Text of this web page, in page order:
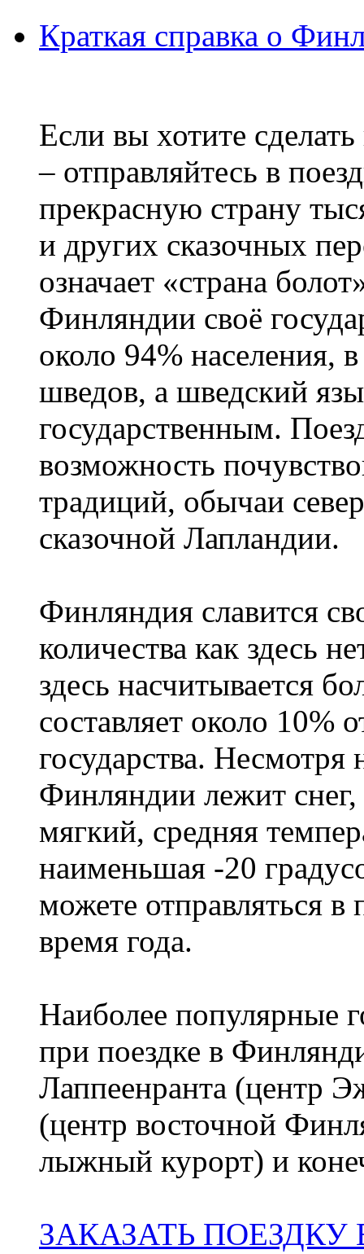
Краткая справка о
Если вы хотите
– отправляйтесь в
прекрасную страну
и других сказочных
означает «страна
Финляндии своё
около 94% населения,
шведов, а шведский
государственным.
возможность
традиций, обычаи
сказочной Лапландии.
Финляндия славится
количества как здесь
здесь насчитывается
составляет около 10%
государства. Несмотря
Финляндии лежит
мягкий, средняя
наименьшая -20
можете отправляться
время года.
Наиболее популярные
при поездке в
Лаппеенранта (центр
(центр восточной
лыжный курорт) и
ЗАКАЗАТЬ